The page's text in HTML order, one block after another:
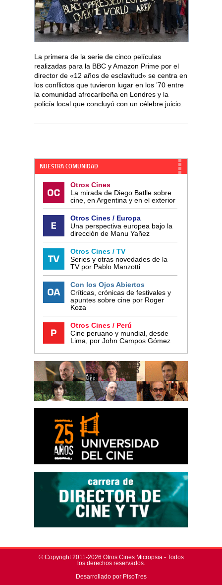
La primera de la serie de cinco películas
realizadas para la BBC y Amazon Prime por el
director de «12 años de esclavitud» se centra en
los conflictos que tuvieron lugar en los ’70 entre
la comunidad afrocaribeña en Londres y la
policía local que concluyó con un célebre juicio.
NUESTRA COMUNIDAD
Otros Cines
La mirada de Diego Batlle sobre
cine, en Argentina y en el exterior
Otros Cines / Europa
Una perspectiva europea bajo la
dirección de Manu Yañez
Otros Cines / TV
Series y otras novedades de la
TV por Pablo Manzotti
Con los Ojos Abiertos
Críticas, crónicas de festivales y
apuntes sobre cine por Roger
Koza
Otros Cines / Perú
Cine peruano y mundial, desde
Lima, por John Campos Gómez
© Copyright 2011-2026 Otros Cines Micropsia - Todos
los derechos reservados.
Desarrollado por PisoTres